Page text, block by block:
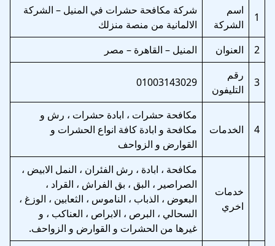
1
اسم
الشركة
شركة مكافحة حشرات في المنيل – الشركة
الالمانية من منصة منزلك
2
العنوان المنيل – القاهرة – مصر
3
رقم
التليفون
01003143029
4 الخدمات
مكافحة حشرات ، ابادة حشرات ، رش و
مكافحة و ابادة كافة انواع الحشرات و
القوارض و الزواحف
خدمات
اخري
مكافحة ، ابادة ، رش الفئران ، النمل الابيض ،
الصراصير ، البق ، بق الفراش ، القراد ،
البعوض ، الذباب ، الناموس ، الثعابين ، الوزغ ،
السحالي ، البرص ، الابراص ، العناكب ، و
غيرها من الحشرات و القوارض و الزواحف.